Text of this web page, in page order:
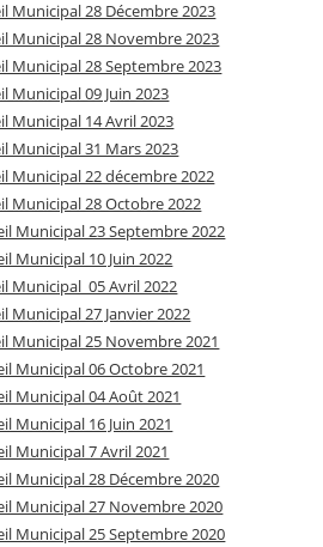
Municipal 28 Décembre 2023
Municipal 28 Novembre 2023
Municipal 28 Septembre 2023
Municipal 09 Juin 2023
Municipal 14 Avril 2023
Municipal 31 Mars 2023
Municipal 22 décembre 2022
Municipal 28 Octobre 2022
Municipal 23 Septembre 2022
Municipal 10 Juin 2022
Municipal 05 Avril 2022
Municipal 27 Janvier 2022
Municipal 25 Novembre 2021
Municipal 06 Octobre 2021
Municipal 04 Août 2021
Municipal 16 Juin 2021
Municipal 7 Avril 2021
Municipal 28 Décembre 2020
Municipal 27 Novembre 2020
Municipal 25 Septembre 2020